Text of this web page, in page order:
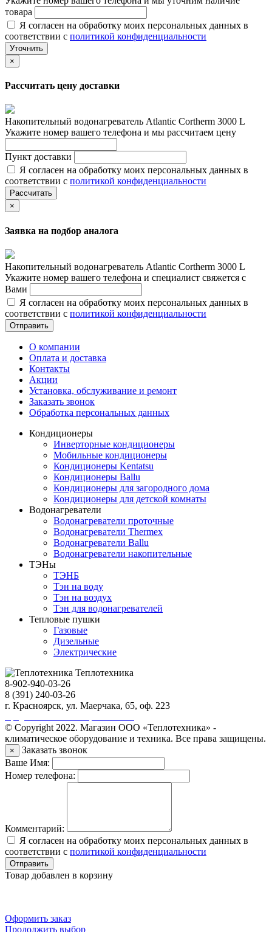
товара
Я согласен на обработку моих персональных данных в
соответствии с политикой конфиденциальности
Уточнить
×
Рассчитать цену доставки
Накопительный водонагреватель Atlantic Cortherm 3000 L
Укажите номер вашего телефона и мы рассчитаем цену
Пункт доставки
Я согласен на обработку моих персональных данных в
соответствии с политикой конфиденциальности
Рассчитать
×
Заявка на подбор аналога
Накопительный водонагреватель Atlantic Cortherm 3000 L
Укажите номер вашего телефона и специалист свяжется с
Вами
Я согласен на обработку моих персональных данных в
соответствии с политикой конфиденциальности
Отправить
О компании
Оплата и доставка
Контакты
Акции
Установка, обслуживание и ремонт
Заказать звонок
Обработка персональных данных
Кондиционеры
Инверторные кондиционеры
Мобильные кондиционеры
Кондиционеры Kentatsu
Кондиционеры Ballu
Кондиционеры для загородного дома
Кондиционеры для детской комнаты
Водонагреватели
Водонагреватели проточные
Водонагреватели Thermex
Водонагреватели Ballu
Водонагреватели накопительные
ТЭНы
ТЭНБ
Тэн на воду
Тэн на воздух
Тэн для водонагревателей
Тепловые пушки
Газовые
Дизельные
Электрические
Теплотехника
8-902-940-03-26
8 (391) 240-03-26
г. Красноярск, ул. Маерчака, 65, оф. 223
© Copyright 2022. Магазин ООО «Теплотехника» -
климатическое оборудование и техника. Все права защищены.
×
Заказать звонок
Ваше Имя:
Номер телефона:
Комментарий:
Я согласен на обработку моих персональных данных в
соответствии с политикой конфиденциальности
Отправить
Товар добавлен в корзину
Оформить заказ
Продолжить выбор